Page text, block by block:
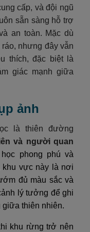
cấp, và đội ngũ
sẵn sàng hỗ trợ
an toàn. Mặc dù
nhưng đây vẫn
thích, đặc biệt là
giác mạnh giữa
ảnh
là thiên đường
và người quan
phong phú và
khu vực này là nơi
đủ màu sắc và
lý tưởng để ghi
giữa thiên nhiên.
khu rừng trở nên